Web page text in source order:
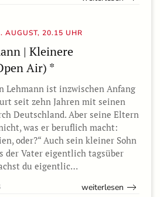
AUGUST, 20.15 UHR
| Kleinere
Air) *
Lehmann ist inzwischen Anfang
seit zehn Jahren mit seinen
Deutschland. Aber seine Eltern
was er beruflich macht:
oder?“ Auch sein kleiner Sohn
der Vater eigentlich tagsüber
du eigentlic…
weiterlesen